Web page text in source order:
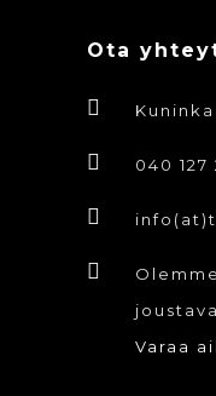
Ota
040 127
Varaa